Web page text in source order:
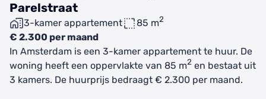
Parelstraat
3-kamer appartement 85 m2
€ 2.300 per maand
In Amsterdam is een 3-kamer appartement te huur. De
woning heeft een oppervlakte van 85 m2 en bestaat uit
3 kamers. De huurprijs bedraagt € 2.300 per maand.